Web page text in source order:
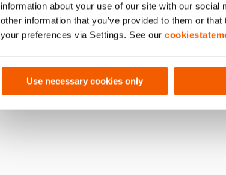
information about your use of our site with our
other information that you’ve provided to them or
your preferences via Settings. See our
Use necessary cookies only